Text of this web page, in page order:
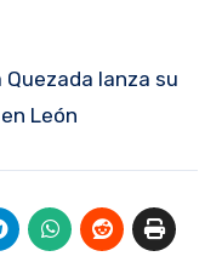
Quezada lanza su
León